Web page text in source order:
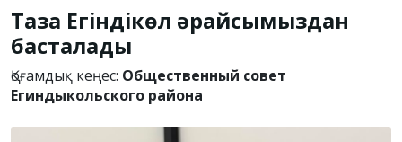
Таза Егіндікөл әрқайсымыздан
басталады
Қоғамдық кеңес: Общественный совет
Егиндыкольского района